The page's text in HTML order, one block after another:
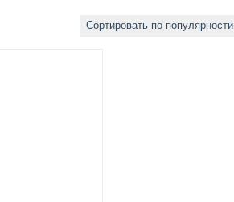
Сортировать по популярности